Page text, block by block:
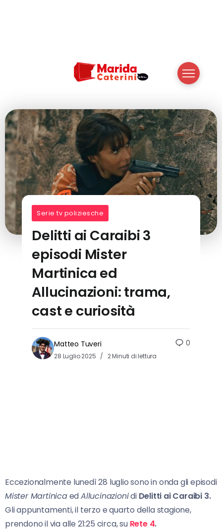
Serie tv poliziesche
Delitti ai Caraibi 3
episodi Mister
Martinica ed
Allucinazioni: trama,
cast e curiosità
Matteo Tuveri
28 Luglio 2025 2 Minuti di lettura
0
Eccezionalmente lunedì 28 luglio sono in onda gli episodi
Mister MartinicaedAllucinazionidi Delitti ai Caraibi 3.
Gli appuntamenti, il terzo e quarto della stagione,
prendono il via alle 21:25 circa, su Rete 4.